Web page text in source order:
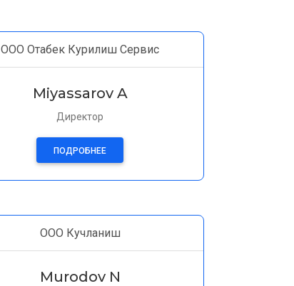
ООО Отабек Курилиш Сервис
Miyassarov A
Директор
ПОДРОБНЕЕ
ООО Кучланиш
Murodov N